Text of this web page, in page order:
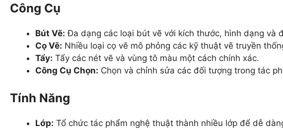
Công Cụ
Bút Vẽ: Đa dạng các loại bút vẽ với kích thước, hình dạng và
Cọ Vẽ: Nhiều loại cọ vẽ mô phỏng các kỹ thuật vẽ truyền
Tẩy: Tẩy các nét vẽ và vùng tô màu một cách chính xác.
Công Cụ Chọn: Chọn và chỉnh sửa các đối tượng trong tác
Tính Năng
Lớp: Tổ chức tác phẩm nghệ thuật thành nhiều lớp để dễ